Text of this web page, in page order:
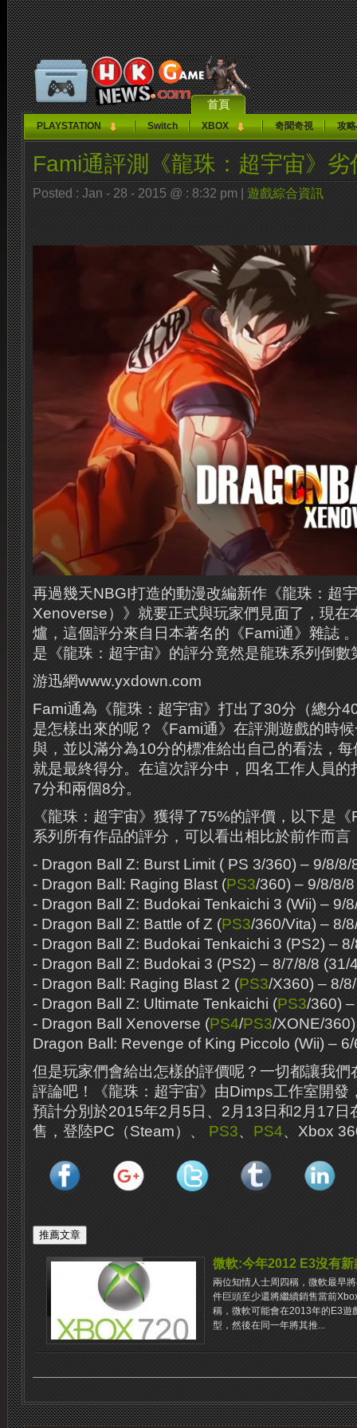
首頁
PLAYSTATION Switch XBOX 奇聞奇視 攻
Fami通評測《龍珠：超宇宙》劣
Posted : Jan - 28 - 2015 @ : 8:32 pm | 遊戲綜合資訊
再過幾天NBGI打造的動漫改編新作《龍珠：超
Xenoverse）》就要正式與玩家們見面了，現在
爐，這個評分來自日本著名的《Fami通》雜誌
是《龍珠：超宇宙》的評分竟然是龍珠系列倒數
游迅網www.yxdown.com
Fami通為《龍珠：超宇宙》打出了30分（總分
是怎樣出來的呢？《Fami通》在評測遊戲的時
與，並以滿分為10分的標准給出自己的看法，
就是最終得分。在這次評分中，四名工作人員
7分和兩個8分。
《龍珠：超宇宙》獲得了75%的評價，以下是
系列所有作品的評分，可以看出相比於前作而
- Dragon Ball Z: Burst Limit ( PS 3/360) – 9/8/8/
- Dragon Ball: Raging Blast (PS3/360) – 9/8/8/
- Dragon Ball Z: Budokai Tenkaichi 3 (Wii) – 9/
- Dragon Ball Z: Battle of Z (PS3/360/Vita) – 8/
- Dragon Ball Z: Budokai Tenkaichi 3 (PS2) –
- Dragon Ball Z: Budokai 3 (PS2) – 8/7/8/8 (31/
- Dragon Ball: Raging Blast 2 (PS3/X360) – 8/
- Dragon Ball Z: Ultimate Tenkaichi (PS3/360)
- Dragon Ball Xenoverse (PS4/PS3/XONE/
Dragon Ball: Revenge of King Piccolo (Wii) –
但是玩家們會給出怎樣的評價呢？一切都讓我們
評論吧！《龍珠：超宇宙》由Dimps工作室開發
預計分別於2015年2月5日、2月13日和2月17日
售，登陸PC（Steam）、 PS3、 PS4、Xbox
微軟:今年2012 E3沒有
兩位知情人士周四稱，微軟最早
件巨頭至少還將繼續銷售當前
稱，微軟可能會在2013年的E3遊
型，然後在同一年將其推...